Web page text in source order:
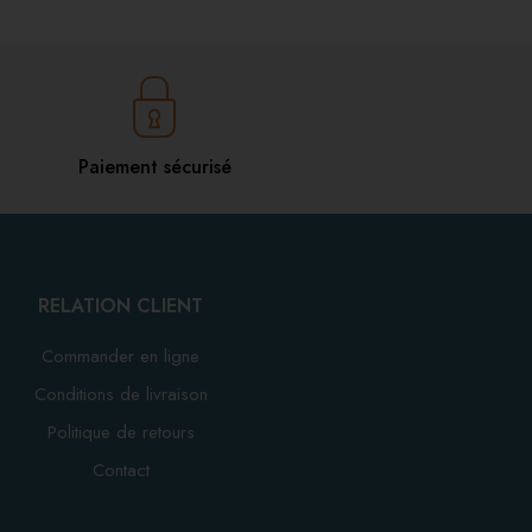
Paiement sécurisé
RELATION CLIENT
Commander en ligne
Conditions de livraison
Politique de retours
Contact